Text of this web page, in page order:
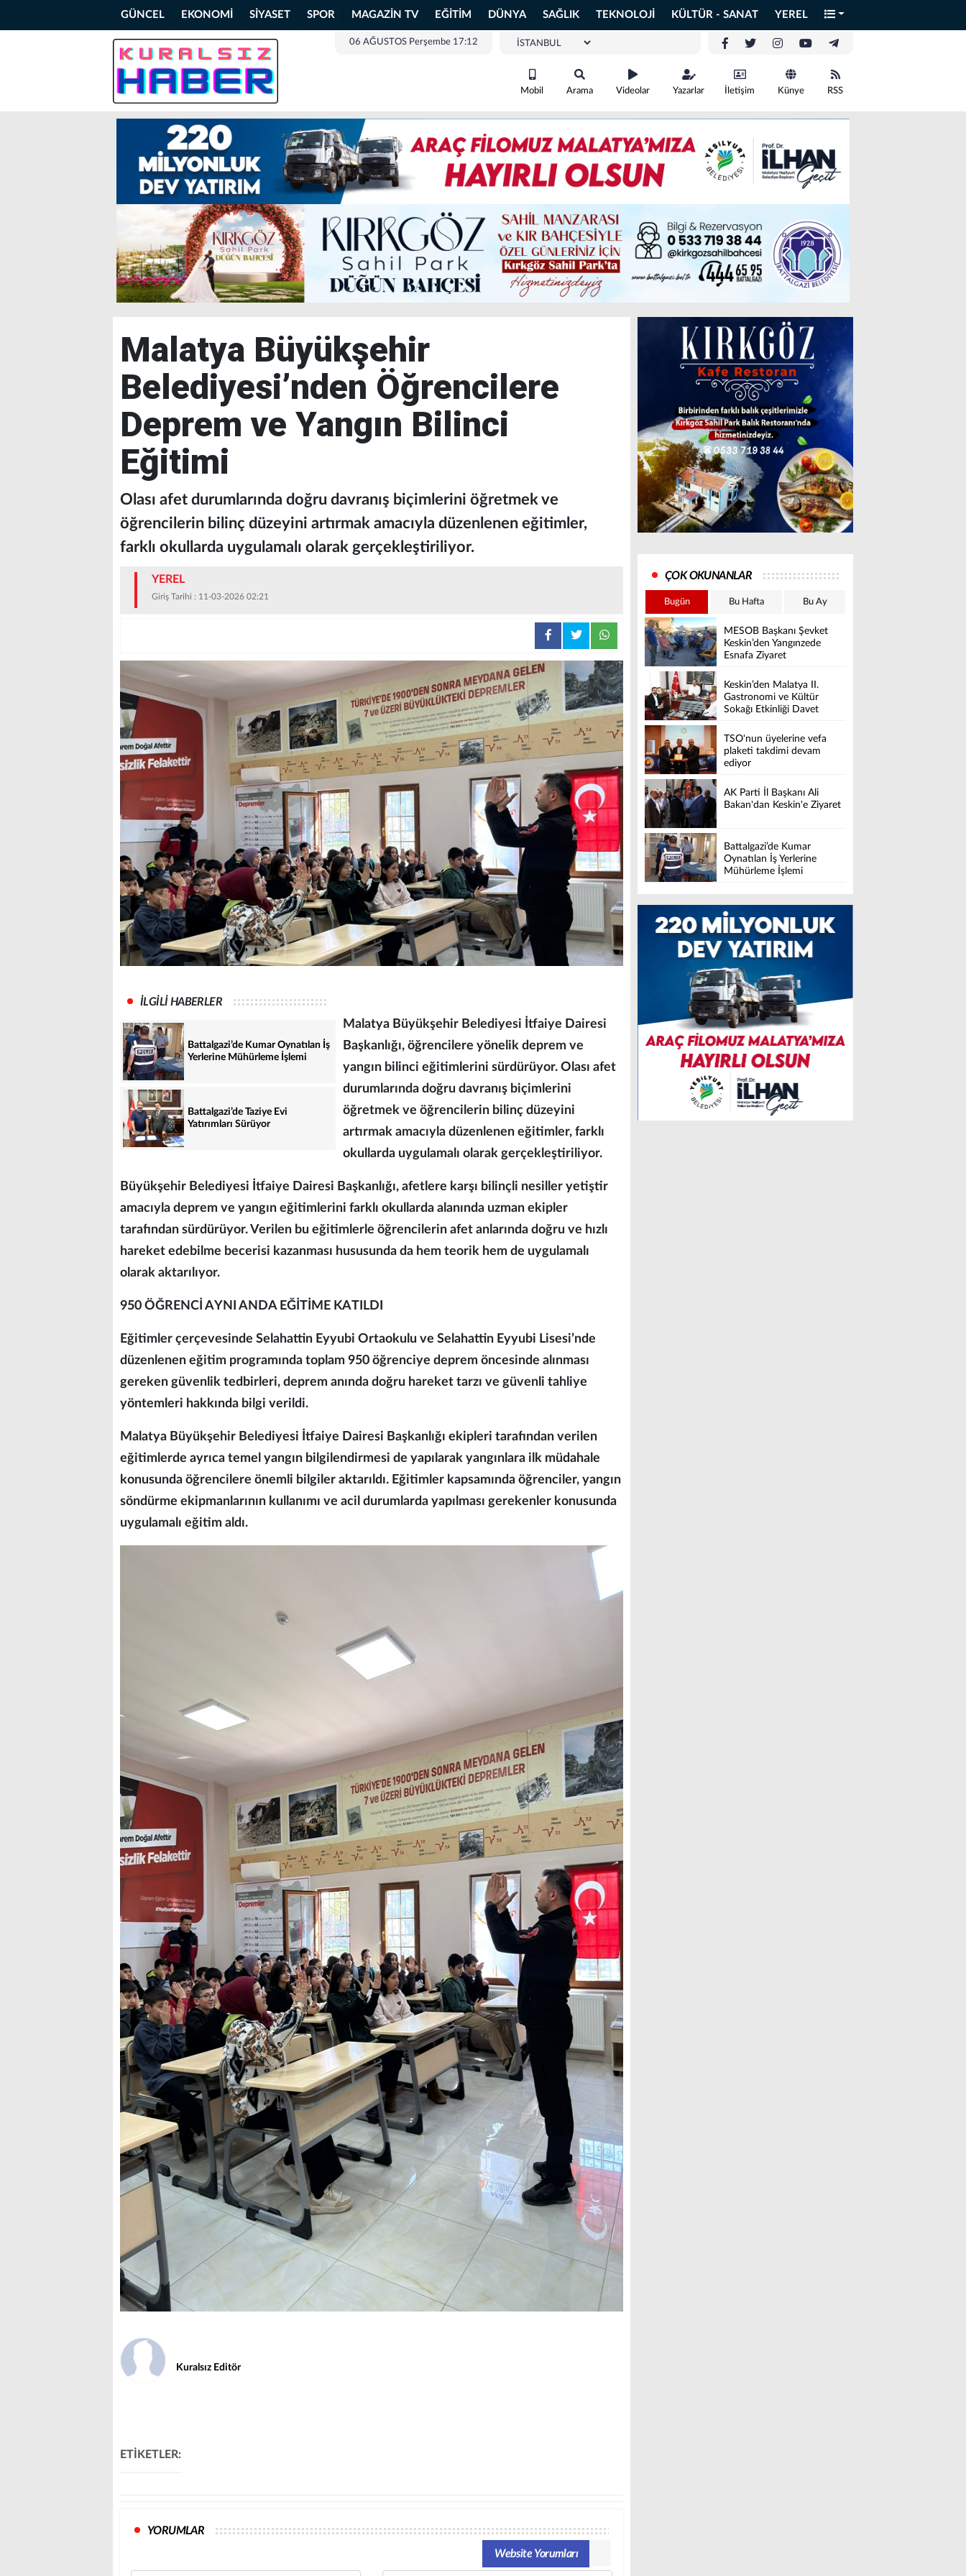
GÜNCEL EKONOMİ SİYASET SPOR MAGAZİN TV EĞİTİM DÜNYA SAĞLIK TEKNOLOJİ KÜLTÜR - SANAT YEREL
06 AĞUSTOS Perşembe 17:12
Mobil Arama Videolar Yazarlar İletişim Künye RSS
Malatya Büyükşehir
Belediyesi’nden Öğrencilere
Deprem ve Yangın Bilinci
Eğitimi
Olası afet durumlarında doğru davranış biçimlerini öğretmek ve
öğrencilerin bilinç düzeyini artırmak amacıyla düzenlenen eğitimler,
farklı okullarda uygulamalı olarak gerçekleştiriliyor.
YEREL
Giriş Tarihi : 11-03-2026 02:21
İLGİLİ HABERLER
Battalgazi’de Kumar Oynatılan İş
Yerlerine Mühürleme İşlemi
Battalgazi’de Taziye Evi
Yatırımları Sürüyor
Malatya Büyükşehir Belediyesi İtfaiye Dairesi
Başkanlığı, öğrencilere yönelik deprem ve
yangın bilinci eğitimlerini sürdürüyor. Olası afet
durumlarında doğru davranış biçimlerini
öğretmek ve öğrencilerin bilinç düzeyini
artırmak amacıyla düzenlenen eğitimler, farklı
okullarda uygulamalı olarak gerçekleştiriliyor.
Büyükşehir Belediyesi İtfaiye Dairesi Başkanlığı, afetlere karşı bilinçli nesiller yetiştir
amacıyla deprem ve yangın eğitimlerini farklı okullarda alanında uzman ekipler
tarafından sürdürüyor. Verilen bu eğitimlerle öğrencilerin afet anlarında doğru ve hızlı
hareket edebilme becerisi kazanması hususunda da hem teorik hem de uygulamalı
olarak aktarılıyor.
950 ÖĞRENCİ AYNI ANDA EĞİTİME KATILDI
Eğitimler çerçevesinde Selahattin Eyyubi Ortaokulu ve Selahattin Eyyubi Lisesi’nde
düzenlenen eğitim programında toplam 950 öğrenciye deprem öncesinde alınması
gereken güvenlik tedbirleri, deprem anında doğru hareket tarzı ve güvenli tahliye
yöntemleri hakkında bilgi verildi.
Malatya Büyükşehir Belediyesi İtfaiye Dairesi Başkanlığı ekipleri tarafından verilen
eğitimlerde ayrıca temel yangın bilgilendirmesi de yapılarak yangınlara ilk müdahale
konusunda öğrencilere önemli bilgiler aktarıldı. Eğitimler kapsamında öğrenciler, yangın
söndürme ekipmanlarının kullanımı ve acil durumlarda yapılması gerekenler konusunda
uygulamalı eğitim aldı.
Kuralsız Editör
ETİKETLER:
YORUMLAR
Website Yorumları
ÇOK OKUNANLAR
Bugün Bu Hafta Bu Ay
MESOB Başkanı Şevket
Keskin’den Yangınzede
Esnafa Ziyaret
Keskin’den Malatya II.
Gastronomi ve Kültür
Sokağı Etkinliği Davet
TSO'nun üyelerine vefa
plaketi takdimi devam
ediyor
AK Parti İl Başkanı Ali
Bakan'dan Keskin'e Ziyaret
Battalgazi’de Kumar
Oynatılan İş Yerlerine
Mühürleme İşlemi